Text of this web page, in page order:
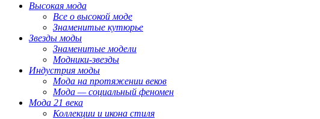
Высокая мода
Все о высокой моде
Знаменитые кутюрье
Звезды моды
Знаменитые модели
Модники-звезды
Индустрия моды
Мода на протяжении веков
Мода — социальный феномен
Мода 21 века
Коллекции и икона стиля